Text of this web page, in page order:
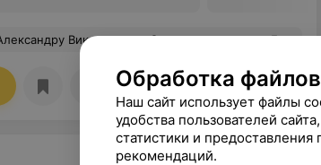
хоть и вставные, но как свои, сидят и смотрятся. Всю работу врач выполнял аккуратно, внимательно, безболезненно. Дал необходимые консультации. Спасибо большое! Еще
Отзывы3 Все цены
Обработка
Наш сайт использует файлы
удобства пользователей
статистики и
рекомендаций.